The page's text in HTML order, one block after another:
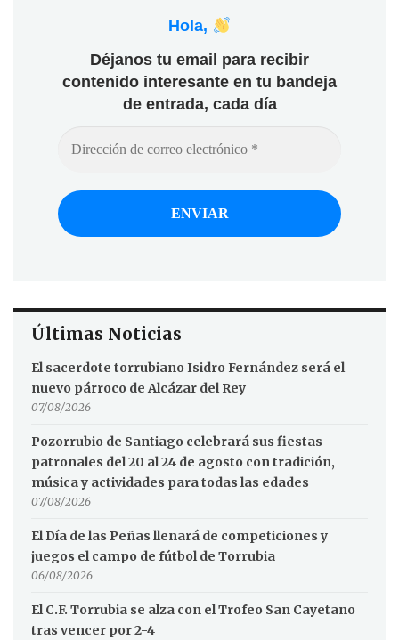
Hola,
Déjanos tu email para recibir
contenido interesante en tu bandeja
de entrada, cada día
Últimas Noticias
El sacerdote torrubiano Isidro Fernández será el
nuevo párroco de Alcázar del Rey
07/08/2026
Pozorrubio de Santiago celebrará sus fiestas
patronales del 20 al 24 de agosto con tradición,
música y actividades para todas las edades
07/08/2026
El Día de las Peñas llenará de competiciones y
juegos el campo de fútbol de Torrubia
06/08/2026
El C.F. Torrubia se alza con el Trofeo San Cayetano
tras vencer por 2-4